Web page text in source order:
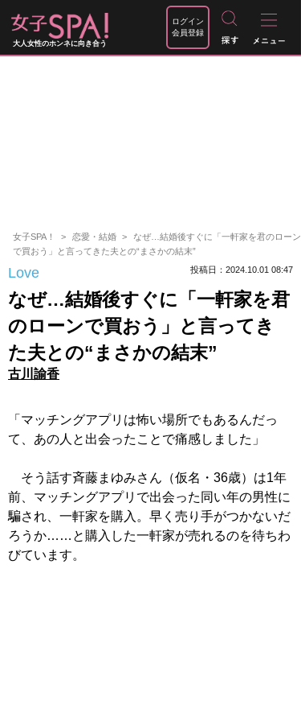
大人女性のホンネに向き合う
ログイン
会員登録
女子SPA！ 恋愛・結婚
なぜ…結婚後すぐに「一軒家を君のローン
で買おう」と言ってきた夫との“まさかの結末”
Love 投稿日：2024.10.01 08:47
なぜ…結婚後すぐに「一軒家を君
のローンで買おう」と言ってき
た夫との“まさかの結末”
古川諭香
「マッチングアプリは怖い場所でもあるんだっ
て、あの人と出会ったことで痛感しました」
そう話す斉藤まゆみさん（仮名・36歳）は1年
前、マッチングアプリで出会った同い年の男性に
騙され、一軒家を購入。早く売り手がつかないだ
ろうか……と購入した一軒家が売れるのを待ちわ
びています。